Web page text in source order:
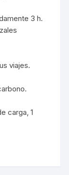
3 h.
viajes.
carga, 1